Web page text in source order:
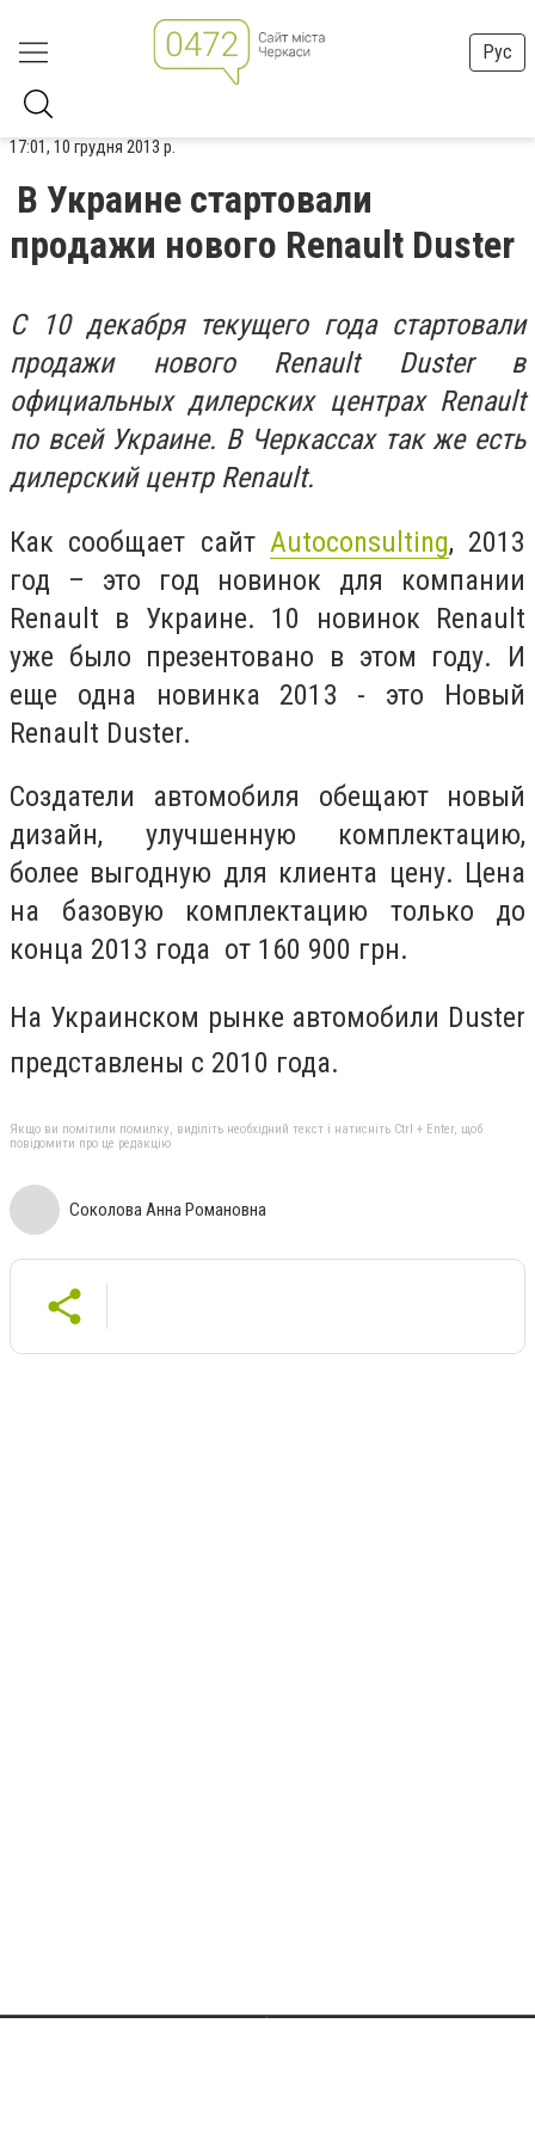
Рус
17:01, 10 грудня 2013 р.
В Украине стартовали
продажи нового Renault Duster
С 10 декабря текущего года стартовали
продажи нового Renault Duster в
официальных дилерских центрах Renault
по всей Украине. В Черкассах так же есть
дилерский центр Renault.
Как сообщает сайт Аutoconsulting, 2013
год – это год новинок для компании
Renault в Украине. 10 новинок Renault
уже было презентовано в этом году. И
еще одна новинка 2013 - это Новый
Renault Duster.
Создатели автомобиля обещают новый
дизайн, улучшенную комплектацию,
более выгодную для клиента цену. Цена
на базовую комплектацию только до
конца 2013 года от 160 900 грн.
На Украинском рынке автомобили Duster
представлены с 2010 года.
Якщо ви помітили помилку, виділіть необхідний текст і натисніть Ctrl + Enter, щоб
повідомити про це редакцію
Соколова Анна Романовна